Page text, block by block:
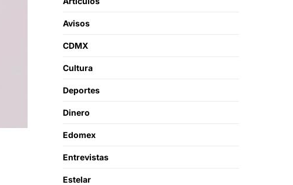
Avisos
CDMX
Cultura
Deportes
Dinero
Edomex
Entrevistas
Estelar